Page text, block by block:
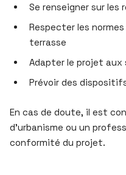
Se renseigner sur les
Respecter les
terrasse
Adapter le projet
Prévoir des
En cas de doute, il est
d’urbanisme ou un
conformité du projet.